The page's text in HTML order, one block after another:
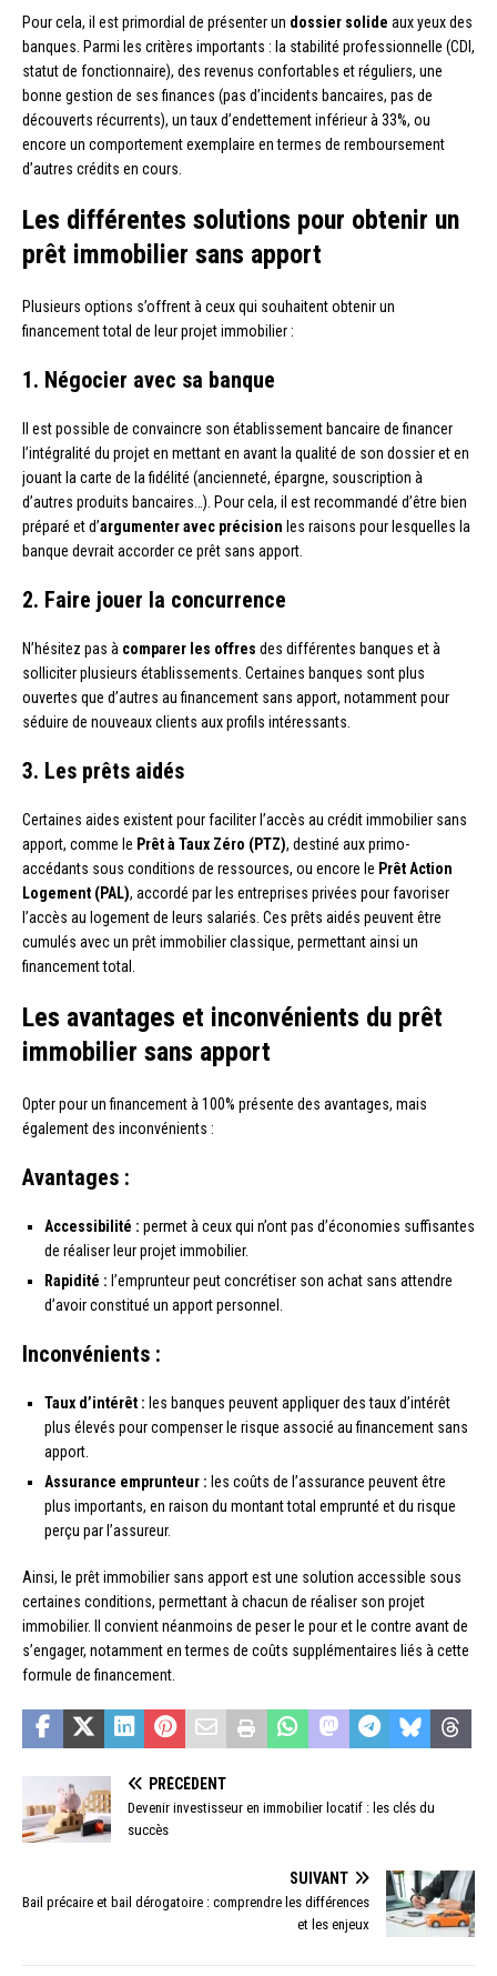
Pour cela, il est primordial de présenter un dossier solide aux yeux des
banques. Parmi les critères importants : la stabilité professionnelle (CDI,
statut de fonctionnaire), des revenus confortables et réguliers, une
bonne gestion de ses finances (pas d’incidents bancaires, pas de
découverts récurrents), un taux d’endettement inférieur à 33%, ou
encore un comportement exemplaire en termes de remboursement
d’autres crédits en cours.
Les différentes solutions pour obtenir un
prêt immobilier sans apport
Plusieurs options s’offrent à ceux qui souhaitent obtenir un
financement total de leur projet immobilier :
1. Négocier avec sa banque
Il est possible de convaincre son établissement bancaire de financer
l’intégralité du projet en mettant en avant la qualité de son dossier et en
jouant la carte de la fidélité (ancienneté, épargne, souscription à
d’autres produits bancaires…). Pour cela, il est recommandé d’être bien
préparé et d’argumenter avec précision les raisons pour lesquelles la
banque devrait accorder ce prêt sans apport.
2. Faire jouer la concurrence
N’hésitez pas à comparer les offres des différentes banques et à
solliciter plusieurs établissements. Certaines banques sont plus
ouvertes que d’autres au financement sans apport, notamment pour
séduire de nouveaux clients aux profils intéressants.
3. Les prêts aidés
Certaines aides existent pour faciliter l’accès au crédit immobilier sans
apport, comme le Prêt à Taux Zéro (PTZ), destiné aux primo-
accédants sous conditions de ressources, ou encore le Prêt Action
Logement (PAL), accordé par les entreprises privées pour favoriser
l’accès au logement de leurs salariés. Ces prêts aidés peuvent être
cumulés avec un prêt immobilier classique, permettant ainsi un
financement total.
Les avantages et inconvénients du prêt
immobilier sans apport
Opter pour un financement à 100% présente des avantages, mais
également des inconvénients :
Avantages :
Accessibilité : permet à ceux qui n’ont pas d’économies suffisantes
de réaliser leur projet immobilier.
Rapidité : l’emprunteur peut concrétiser son achat sans attendre
d’avoir constitué un apport personnel.
Inconvénients :
Taux d’intérêt : les banques peuvent appliquer des taux d’intérêt
plus élevés pour compenser le risque associé au financement sans
apport.
Assurance emprunteur : les coûts de l’assurance peuvent être
plus importants, en raison du montant total emprunté et du risque
perçu par l’assureur.
Ainsi, le prêt immobilier sans apport est une solution accessible sous
certaines conditions, permettant à chacun de réaliser son projet
immobilier. Il convient néanmoins de peser le pour et le contre avant de
s’engager, notamment en termes de coûts supplémentaires liés à cette
formule de financement.
PRÉCÉDENT
Devenir investisseur en immobilier locatif : les clés du
succès
SUIVANT
Bail précaire et bail dérogatoire : comprendre les différences
et les enjeux